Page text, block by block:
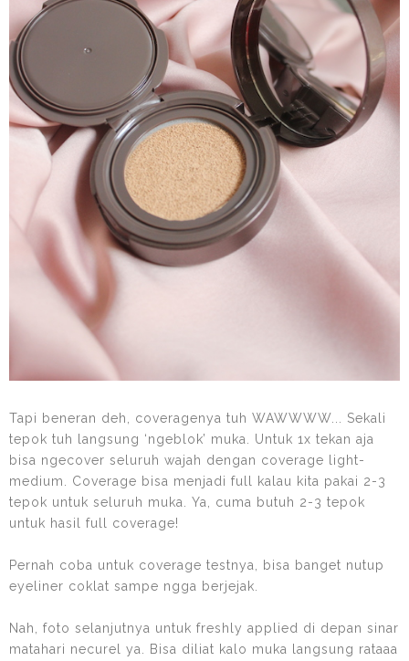
Tapi beneran deh, coveragenya tuh WAWWWW... Sekali
tepok tuh langsung ‘ngeblok’ muka. Untuk 1x tekan aja
bisa ngecover seluruh wajah dengan coverage light-
medium. Coverage bisa menjadi full kalau kita pakai 2-3
tepok untuk seluruh muka. Ya, cuma butuh 2-3 tepok
untuk hasil full coverage!
Pernah coba untuk coverage testnya, bisa banget nutup
eyeliner coklat sampe ngga berjejak.
Nah, foto selanjutnya untuk freshly applied di depan sinar
matahari necurel ya. Bisa diliat kalo muka langsung rataaa